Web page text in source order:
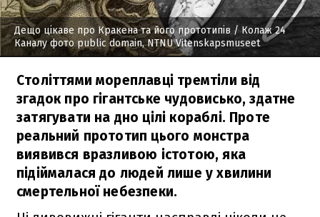
Дещо цікаве про Кракена та його прототипів / Колаж 24
Каналу фото public domain, NTNU Vitenskapsmuseet
Століттями мореплавці тремтіли від
згадок про гігантське чудовисько, здатне
затягувати на дно цілі кораблі. Проте
реальний прототип цього монстра
виявився вразливою істотою, яка
підіймалася до людей лише у хвилини
смертельної небезпеки.